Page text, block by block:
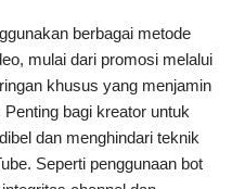
berbagai metode
mulai dari promosi melalui
khusus yang menjamin
bagi kreator untuk
dan menghindari teknik
Seperti penggunaan bot